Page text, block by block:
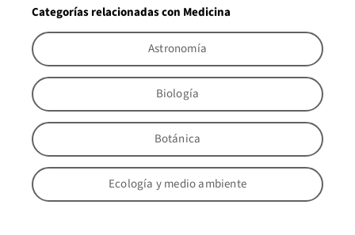
Categorías relacionadas con Medicina
Astronomía
Biología
Botánica
Ecología y medio ambiente